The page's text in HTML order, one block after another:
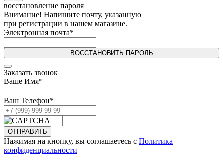
восстановление пароля
Внимание! Напишите почту, указанную
при регистрации в нашем магазине.
Электронная почта*
ВОССТАНОВИТЬ ПАРОЛЬ
Заказать звонок
Ваше Имя*
Ваш Телефон*
ОТПРАВИТЬ
Нажимая на кнопку, вы соглашаетесь с Политика
конфиденциальности